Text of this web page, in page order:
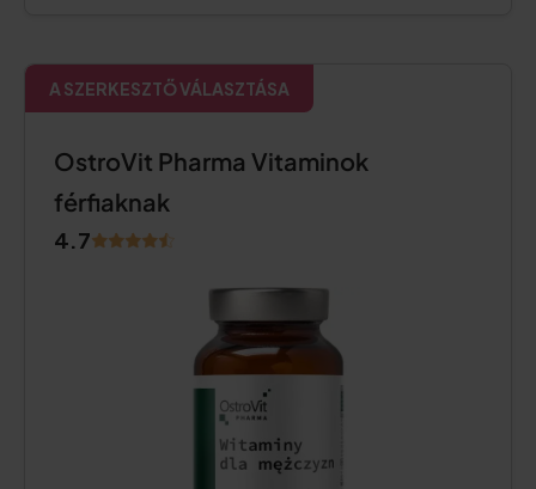
A SZERKESZTŐ VÁLASZTÁSA
OstroVit Pharma Vitaminok
férfiaknak
4.7